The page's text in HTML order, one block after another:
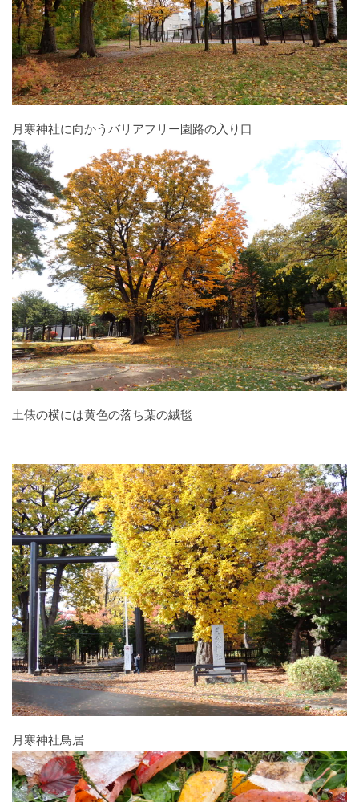
月寒神社に向かうバリアフリー園路の入り口
土俵の横には黄色の落ち葉の絨毯
月寒神社鳥居